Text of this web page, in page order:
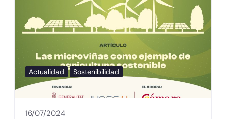
Actualidad Sostenibilidad
16/07/2024